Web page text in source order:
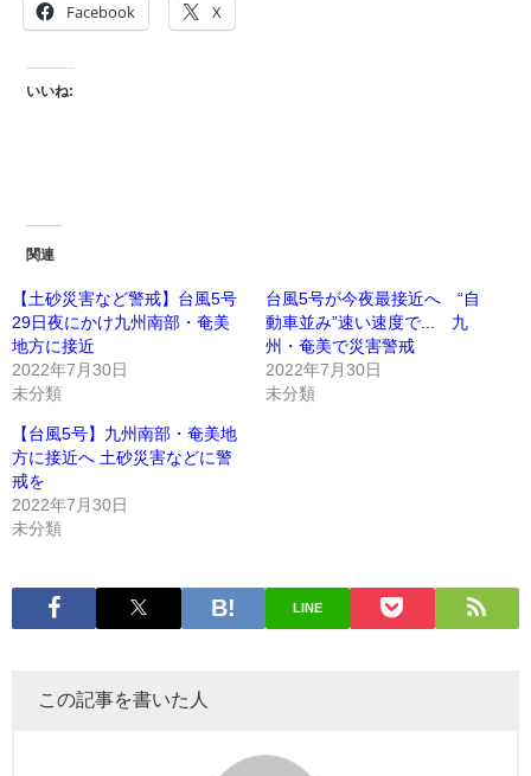
Facebook X
いいね:
関連
【土砂災害など警戒】台風5号
29日夜にかけ九州南部・奄美
地方に接近
2022年7月30日
未分類
台風5号が今夜最接近へ “自
動車並み”速い速度で... 九
州・奄美で災害警戒
2022年7月30日
未分類
【台風5号】九州南部・奄美地
方に接近へ 土砂災害などに警
戒を
2022年7月30日
未分類
LINE
この記事を書いた人